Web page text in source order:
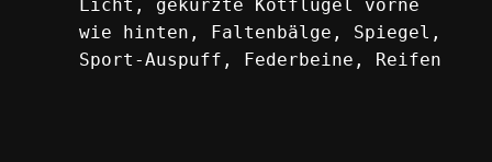
Licht, gekürzte Kotflügel vorne
wie hinten, Faltenbälge, Spiegel,
Sport-Auspuff, Federbeine, Reifen